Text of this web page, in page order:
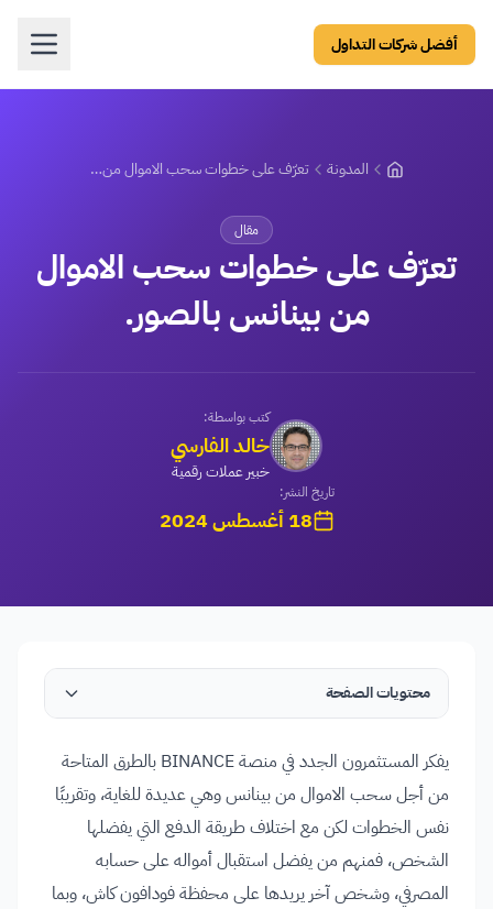
أفضل شركات التداول
المدونة تعرّف على خطوات سحب الاموال من بينانس بالصور.
مقال
تعرّف على خطوات سحب الاموال
من بينانس بالصور.
كتب بواسطة:
خالد الفارسي
خبير عملات رقمية
تاريخ النشر:
18 أغسطس 2024
محتويات الصفحة
يفكر المستثمرون الجدد في منصة BINANCE بالطرق المتاحة
من أجل سحب الاموال من بينانس وهي عديدة للغاية، وتقريبًا
نفس الخطوات لكن مع اختلاف طريقة الدفع التي يفضلها
الشخص، فمنهم من يفضل استقبال أمواله على حسابه
المصرفي، وشخص آخر يريدها على محفظة فودافون كاش، وبما